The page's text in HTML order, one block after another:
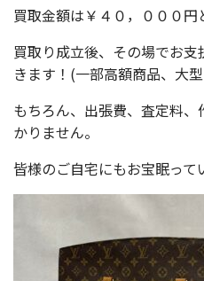
買取金額は￥４０，０００円
買取り成立後、その場でお
きます！(一部高額商品、大
もちろん、出張費、査定料
かりません。
皆様のご自宅にもお宝眠って